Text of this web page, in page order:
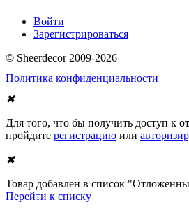
Войти
Зарегистрироваться
© Sheerdecor 2009-2026
Политика конфиденциальности
✖
Для того, что бы получить доступ к
пройдите регистрацию или
✖
Товар добавлен в список
Перейти к списку